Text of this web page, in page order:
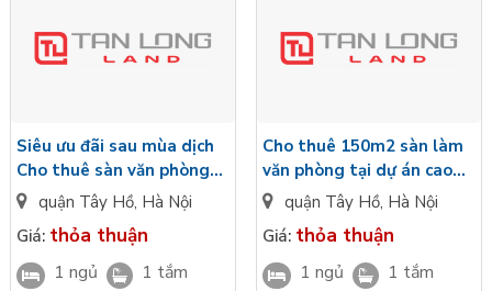
Siêu ưu đãi sau mùa dịch
Cho thuê sàn văn phòng
tầng 3 tòa N01 T2 khu
Ngoại giao đoàn
quận Tây Hồ, Hà Nội
Giá: thỏa thuận
1 ngủ
1 tắm
Cho thuê 150m2 sàn làm
văn phòng tại dự án cao
cấp Sunshine Empire
quận Tây Hồ, Hà Nội
Giá: thỏa thuận
1 ngủ
1 tắm